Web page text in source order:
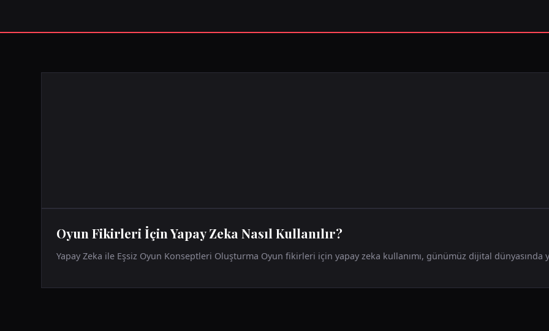
Oyun Fikirleri İçin Yapay Zeka Nasıl Kullanılır?
Yapay Zeka ile Eşsiz Oyun Konseptleri Oluşturma Oyun fikirleri için yapay zeka kullanımı, günümüz dijital dünyasında